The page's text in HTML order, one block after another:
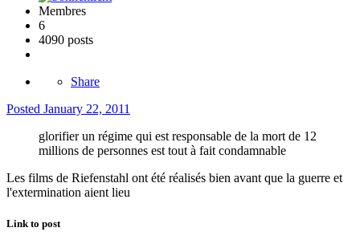
Membres
6
4090 posts
Share
Posted January 22, 2011
glorifier un régime qui est responsable de la mort de 12
millions de personnes est tout à fait condamnable
Les films de Riefenstahl ont été réalisés bien avant que la guerre et
l'extermination aient lieu
Link to post